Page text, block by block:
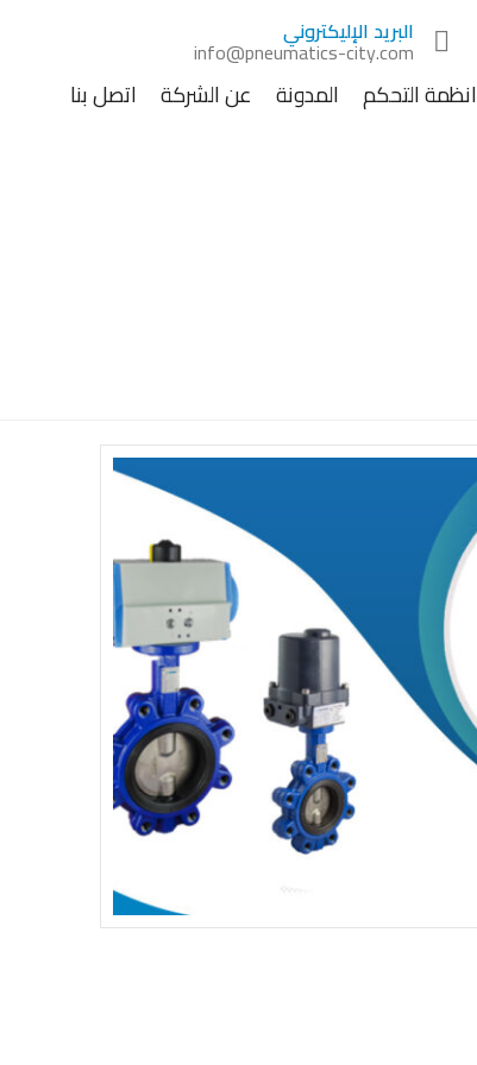
البريد الإليكتروني
info@pneumatics-city.com
انظمة التحكم المدونة عن الشركة اتصل بنا